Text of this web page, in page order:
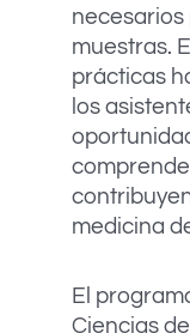
muestras.
prácticas
los
medicina
El
Ciencias